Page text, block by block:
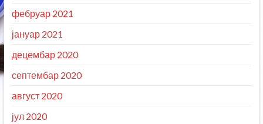
фебруар 2021
јануар 2021
децембар 2020
септембар 2020
август 2020
јул 2020